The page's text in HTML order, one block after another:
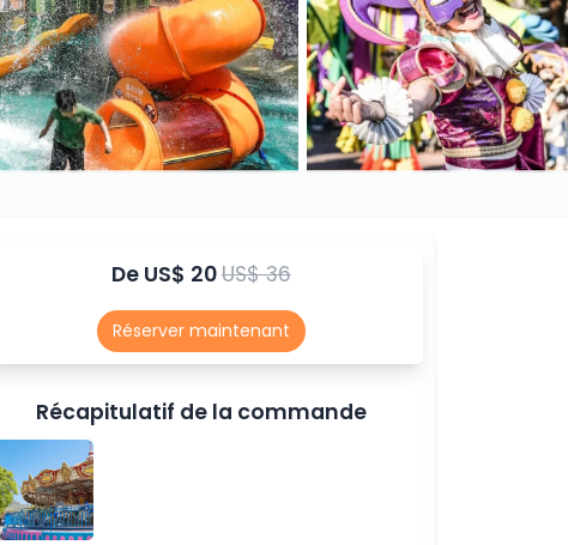
De US$ 20US$ 36
Réserver maintenant
Récapitulatif de la commande